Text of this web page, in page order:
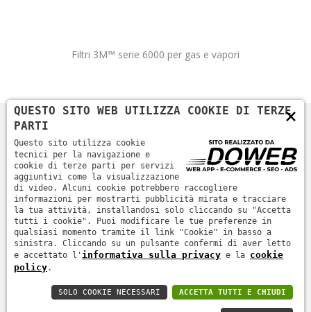
Filtri 3M™ serie 6000 per gas e vapori
Home Azienda Prodotti News Contatti
Informativa sulla privacy
×
QUESTO SITO WEB UTILIZZA COOKIE DI TERZE
PARTI
Questo sito utilizza cookie
tecnici per la navigazione e
cookie di terze parti per servizi
aggiuntivi come la visualizzazione
di video. Alcuni cookie potrebbero raccogliere
informazioni per mostrarti pubblicità mirata e tracciare
la tua attività, installandosi solo cliccando su "Accetta
tutti i cookie". Puoi modificare le tue preferenze in
qualsiasi momento tramite il link "Cookie" in basso a
sinistra. Cliccando su un pulsante confermi di aver letto
e accettato l' informativa sulla privacy e la cookie
policy.
ACCETTA TUTTI E CHIUDI
SOLO COOKIE NECESSARI